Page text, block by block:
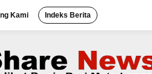
Kami Indeks Berita